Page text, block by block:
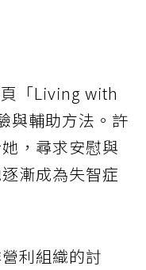
「Living with
與輔助方法。許
，尋求安慰與
漸成為失智症
利組織的討